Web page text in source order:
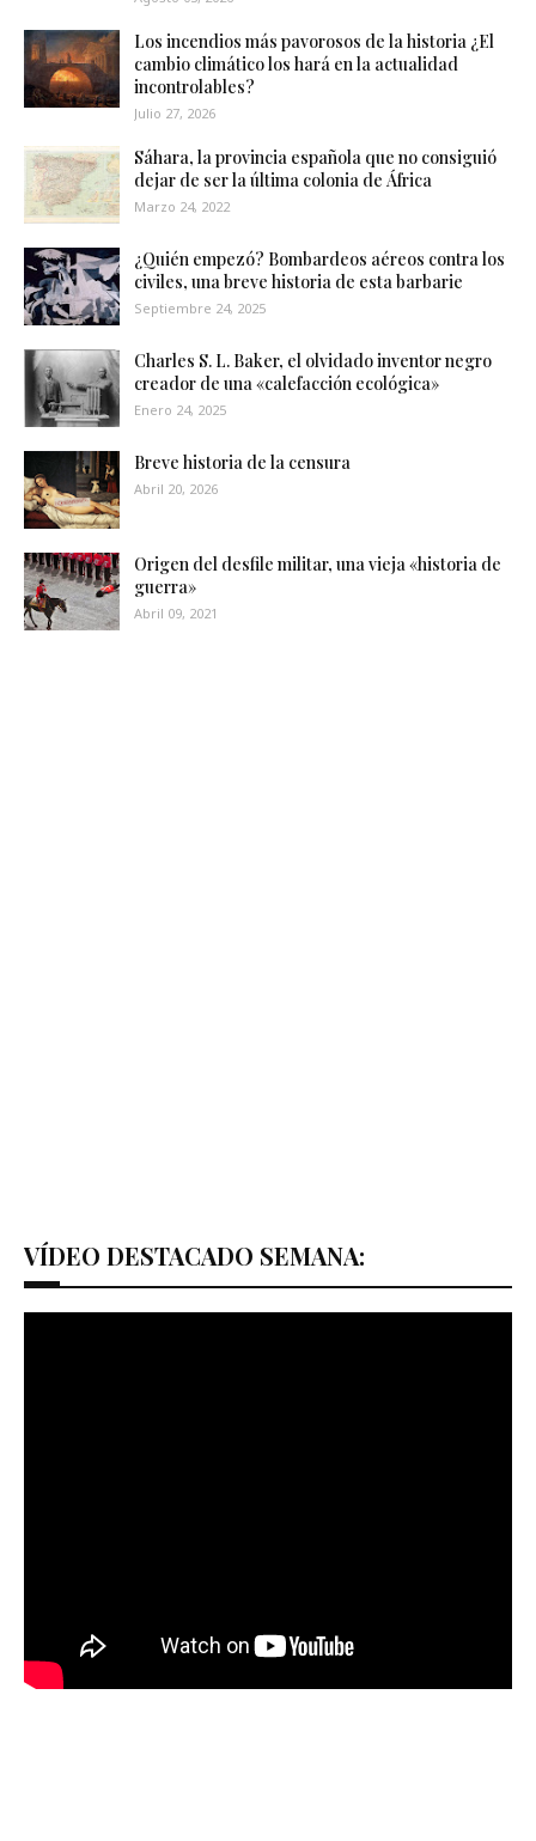
Los incendios más pavorosos de la historia ¿El
cambio climático los hará en la actualidad
incontrolables?
Julio 27, 2026
Sáhara, la provincia española que no consiguió
dejar de ser la última colonia de África
Marzo 24, 2022
¿Quién empezó? Bombardeos aéreos contra los
civiles, una breve historia de esta barbarie
Septiembre 24, 2025
Charles S. L. Baker, el olvidado inventor negro
creador de una «calefacción ecológica»
Enero 24, 2025
Breve historia de la censura
Abril 20, 2026
Origen del desfile militar, una vieja «historia de
guerra»
Abril 09, 2021
VÍDEO DESTACADO SEMANA: